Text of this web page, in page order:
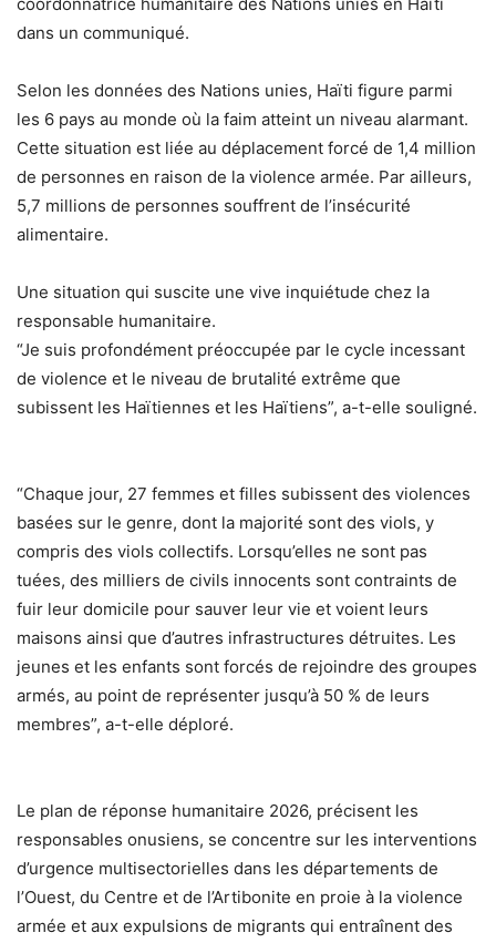
dans un communiqué.
Selon les données des Nations unies, Haïti figure parmi
les 6 pays au monde où la faim atteint un niveau alarmant.
Cette situation est liée au déplacement forcé de 1,4 million
de personnes en raison de la violence armée. Par ailleurs,
5,7 millions de personnes souffrent de l’insécurité
alimentaire.
Une situation qui suscite une vive inquiétude chez la
responsable humanitaire.
“Je suis profondément préoccupée par le cycle incessant
de violence et le niveau de brutalité extrême que
subissent les Haïtiennes et les Haïtiens”, a-t-elle souligné.
“Chaque jour, 27 femmes et filles subissent des violences
basées sur le genre, dont la majorité sont des viols, y
compris des viols collectifs. Lorsqu’elles ne sont pas
tuées, des milliers de civils innocents sont contraints de
fuir leur domicile pour sauver leur vie et voient leurs
maisons ainsi que d’autres infrastructures détruites. Les
jeunes et les enfants sont forcés de rejoindre des groupes
armés, au point de représenter jusqu’à 50 % de leurs
membres”, a-t-elle déploré.
Le plan de réponse humanitaire 2026, précisent les
responsables onusiens, se concentre sur les interventions
d’urgence multisectorielles dans les départements de
l’Ouest, du Centre et de l’Artibonite en proie à la violence
armée et aux expulsions de migrants qui entraînent des